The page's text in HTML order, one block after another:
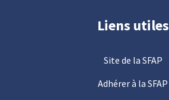
Liens utiles
Site de la SFAP
Adhérer à la SFAP